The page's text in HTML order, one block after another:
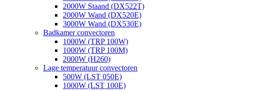
2000W Staand (DX522T)
2000W Wand (DX520E)
3000W Wand (DX530E)
Badkamer convectoren
1000W (TRP 100W)
1000W (TRP 100M)
2000W (H260)
Lage temperatuur convectoren
500W (LST 050E)
1000W (LST 100E)